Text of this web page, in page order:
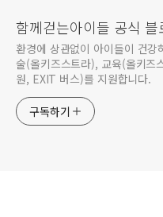
함께걷는아이들 공식 블
환경에 상관없이 아이들이 건강
술(올키즈스트라), 교육(올키즈
원, EXIT 버스)를 지원합니다.
구독하기